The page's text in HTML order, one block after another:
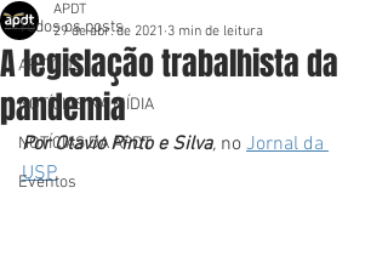
Todos os posts
ARTIGOS
NOTÍCIAS NA MÍDIA
NOTÍCIAS DA APDT
Eventos
A legislação trabalhista da
pandemia
APDT
29 de abr. de 2021 3 min de leitura
Por Otavio Pinto e Silva, no Jornal da
USP